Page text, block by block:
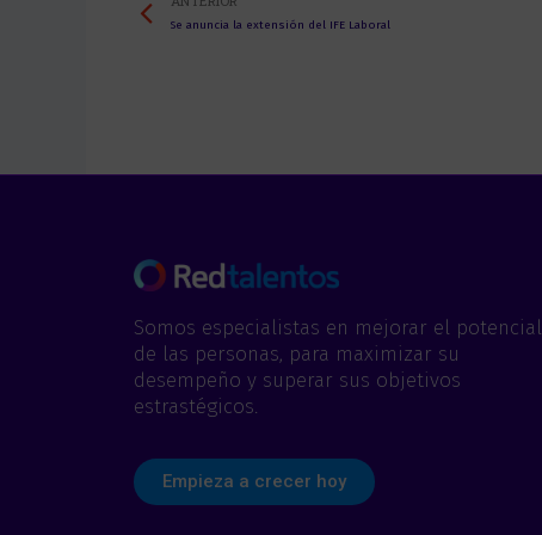
Se anuncia la extensión del IFE Laboral
Somos especialistas en mejorar el potencial
de las personas, para maximizar su
desempeño y superar sus objetivos
estrastégicos.
Empieza a crecer hoy